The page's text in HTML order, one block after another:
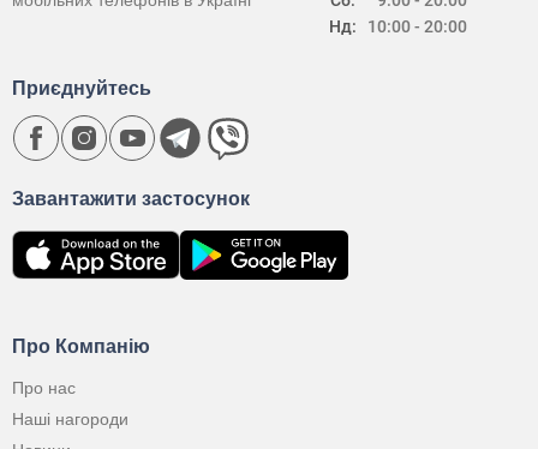
Нд:
10:00 - 20:00
Про Компанію
Про нас
Наші нагороди
Завантажити застосунок
Приєднуйтесь